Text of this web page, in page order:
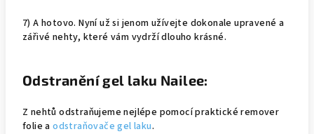
7) A hotovo. Nyní už si jenom užívejte dokonale upravené a
zářivé nehty, které vám vydrží dlouho krásné.
Odstranění gel laku Nailee:
Z nehtů odstraňujeme nejlépe pomocí praktické remover
folie aodstraňovače gel laku.